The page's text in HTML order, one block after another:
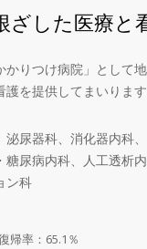
ざした医療と
かりつけ病院」として
護を提供してまいります
泌尿器科、消化器内科
糖尿病内科、人工透析
ン科
帰率：65.1％